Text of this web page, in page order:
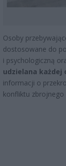
Osoby
dostosowane do
i psychologiczną
udzielana każdej
informacji o
konfliktu